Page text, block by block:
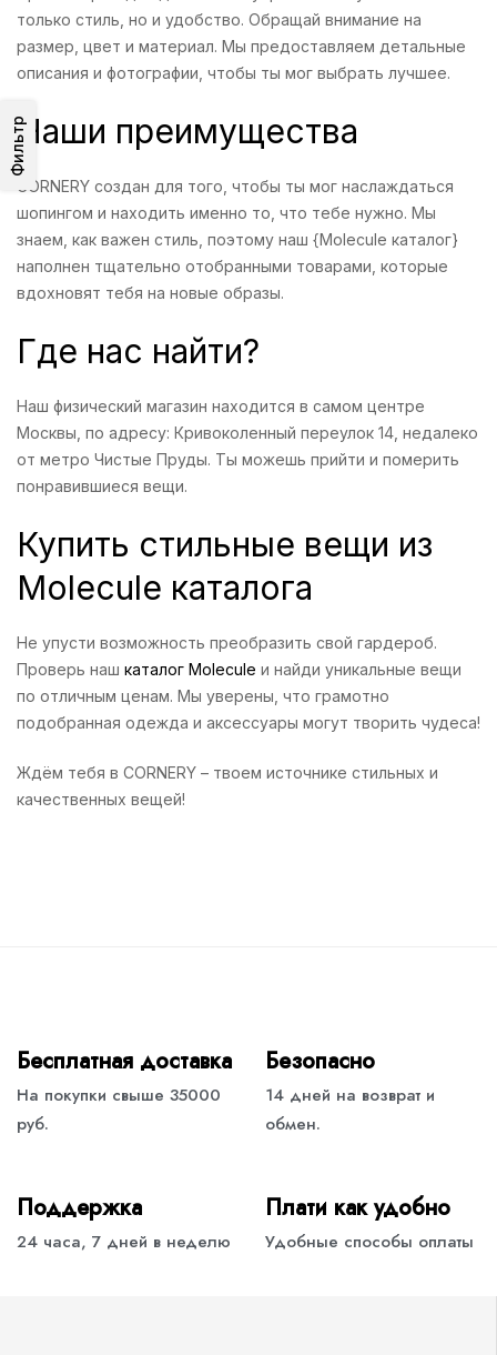
Фильтр
только стиль, но и удобство. Обращай внимание на
размер, цвет и материал. Мы предоставляем детальные
описания и фотографии, чтобы ты мог выбрать лучшее.
Наши преимущества
CORNERY создан для того, чтобы ты мог наслаждаться
шопингом и находить именно то, что тебе нужно. Мы
знаем, как важен стиль, поэтому наш {Molecule каталог}
наполнен тщательно отобранными товарами, которые
вдохновят тебя на новые образы.
Где нас найти?
Наш физический магазин находится в самом центре
Москвы, по адресу: Кривоколенный переулок 14, недалеко
от метро Чистые Пруды. Ты можешь прийти и померить
понравившиеся вещи.
Купить стильные вещи из
Molecule каталога
Не упусти возможность преобразить свой гардероб.
Проверь наш каталог Molecule и найди уникальные вещи
по отличным ценам. Мы уверены, что грамотно
подобранная одежда и аксессуары могут творить чудеса!
Ждём тебя в CORNERY – твоем источнике стильных и
качественных вещей!
Бесплатная доставка
На покупки свыше 35000
руб.
Безопасно
14 дней на возврат и
обмен.
Поддержка
24 часа, 7 дней в неделю
Плати как удобно
Удобные способы оплаты